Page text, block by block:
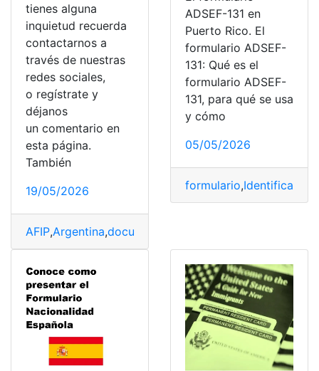
tienes alguna
inquietud recuerda
contactarnos a
través de nuestras
redes sociales,
o regístrate y
déjanos
un comentario en
esta página.
También
19/05/2026
AFIP,Argentina,documentación
ADSEF-131 en
Puerto Rico. El
formulario ADSEF-
131: Qué es el
formulario ADSEF-
131, para qué se usa
y cómo
05/05/2026
formulario,Identificación